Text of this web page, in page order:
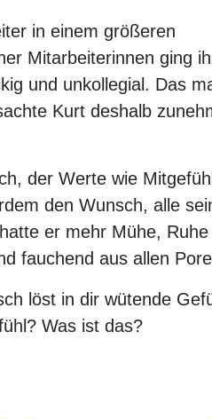
in einem größeren
Mitarbeiterinnen ging
und unkollegial. Das
Kurt deshalb
der Werte wie
den Wunsch, alle
er mehr Mühe, Ruhe
fauchend aus allen
löst in dir wütende
Was ist das?